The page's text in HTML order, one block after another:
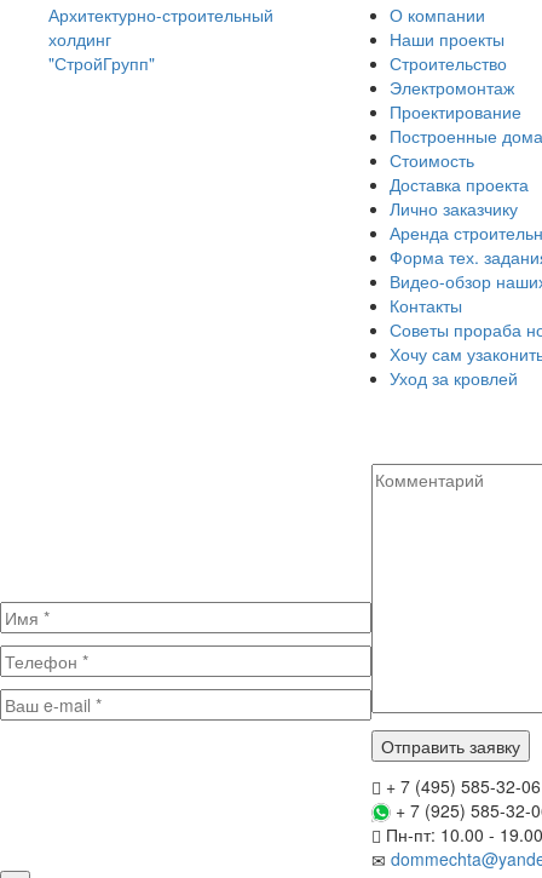
Архитектурно-строительный
холдинг
"СтройГрупп"
О компании
Наши проекты
Строительство
Электромонтаж
Проектирование
Построенные
Стоимость
Доставка проекта
Лично заказчику
Аренда
Форма тех.
Видео-обзор
Контакты
Советы прораба
Хочу сам
Уход за кровлей
+ 7 (495) 585-32-06
+ 7 (925) 585-32-
Пн-пт: 10.00 - 19.00